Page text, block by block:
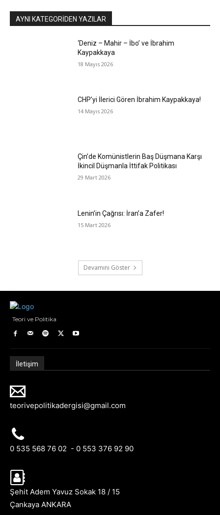
AYNI KATEGORIDEN YAZILAR
‘Deniz – Mahir – İbo’ ve İbrahim
Kaypakkaya
18 Mayıs 2026
CHP’yi İlerici Gören İbrahim Kaypakkaya!
14 Mayıs 2026
Çin’de Komünistlerin Baş Düşmana Karşı
İkincil Düşmanla İttifak Politikası
29 Mart 2026
Lenin’in Çağrısı: İran’a Zafer!
15 Mart 2026
Devamını Göster
Teori ve Politika
İletişim
teorivepolitikadergisi@gmail.com
0 535 568 76 02 - 0 553 376 92 90
Şehit Adem Yavuz Sokak 18 / 15
Çankaya ANKARA